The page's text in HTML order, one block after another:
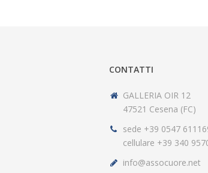
CONTATTI
GALLERIA OIR 12
47521 Cesena (FC)
sede +39 0547
cellulare +39 340
info@assocuore.net